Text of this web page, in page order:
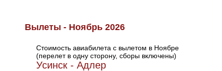
Вылеты - Ноябрь 2026
Стоимость авиабилета с вылетом в Ноябре
(перелет в одну сторону, сборы включены)
Усинск - Адлер